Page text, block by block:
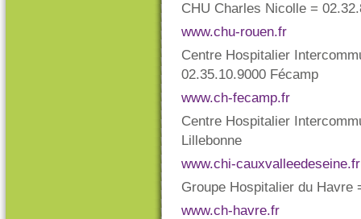
CHU Charles Nicolle =
www.chu-rouen.fr
Centre Hospitalier
02.35.10.9000 Fécamp
www.ch-fecamp.fr
Centre Hospitalier
Lillebonne
www.chi-cauxvalleedeseine.fr
Groupe Hospitalier du Havre
www.ch-havre.fr